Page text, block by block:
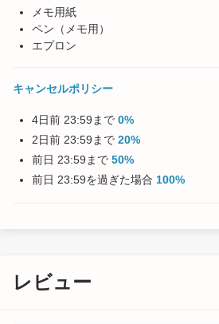
メモ用紙
ペン（メモ用）
エプロン
キャンセルポリシー
4日前 23:59まで 0%
2日前 23:59まで 20%
前日 23:59まで 50%
前日 23:59を過ぎた場合 100%
レビュー